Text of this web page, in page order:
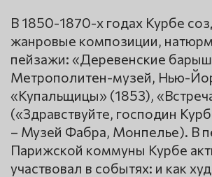
В 1850-1870-х годах Курбе
жанровые композиции,
пейзажи: «Деревенские
Метрополитен-музей, Нью-
«Купальщицы» (1853),
(«Здравствуйте, господин
– Музей Фабра, Монпелье). В
Парижской коммуны Курбе
участвовал в событях: и как